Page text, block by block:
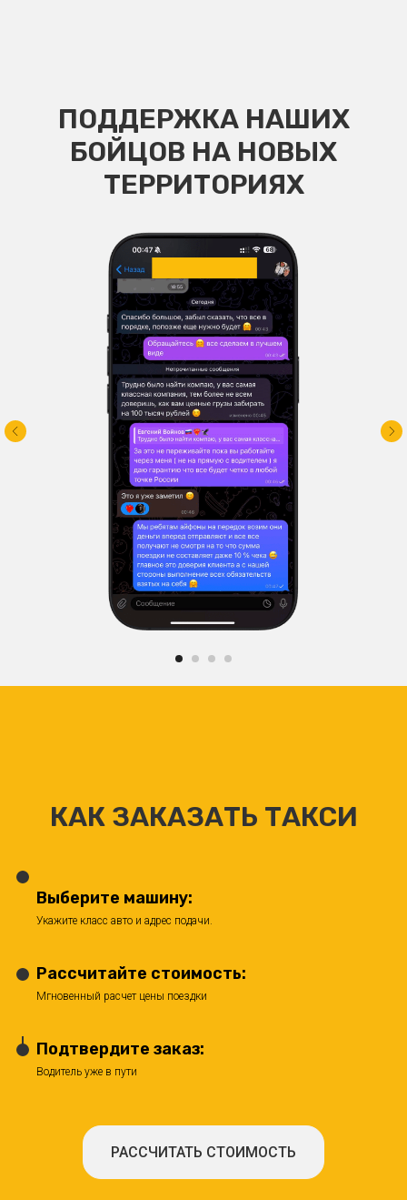
ПОДДЕРЖКА НАШИХ
БОЙЦОВ НА НОВЫХ
ТЕРРИТОРИЯХ
КАК ЗАКАЗАТЬ ТАКСИ
Выберите машину:
Укажите класс авто и адрес подачи.
Рассчитайте стоимость:
Мгновенный расчет цены поездки
Подтвердите заказ:
Водитель уже в пути
РАССЧИТАТЬ СТОИМОСТЬ